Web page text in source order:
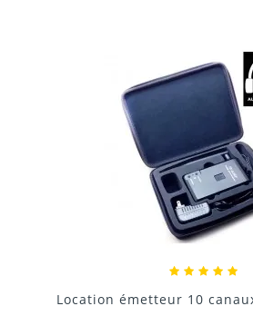
3 ambiances musicales
Silent party disco 10